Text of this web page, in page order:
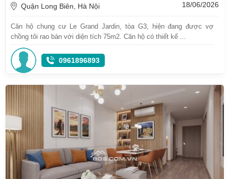
Quận Long Biên, Hà Nội 18/06/2026
Căn hộ chung cư Le Grand Jardin, tòa G3, hiện đang được vợ
chồng tôi rao bán với diện tích 75m2. Căn hộ có thiết kế ...
0961896893